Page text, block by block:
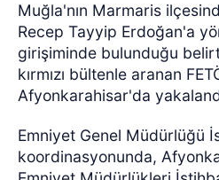
Muğla'nın Marmaris
Recep Tayyip Erdoğan'a
girişiminde bulunduğu
kırmızı bültenle aranan
Afyonkarahisar'da
Emniyet Genel Müdürlüğü
koordinasyonunda,